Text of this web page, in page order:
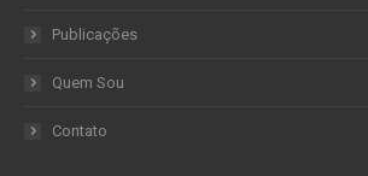
Publicações
Quem Sou
Contato